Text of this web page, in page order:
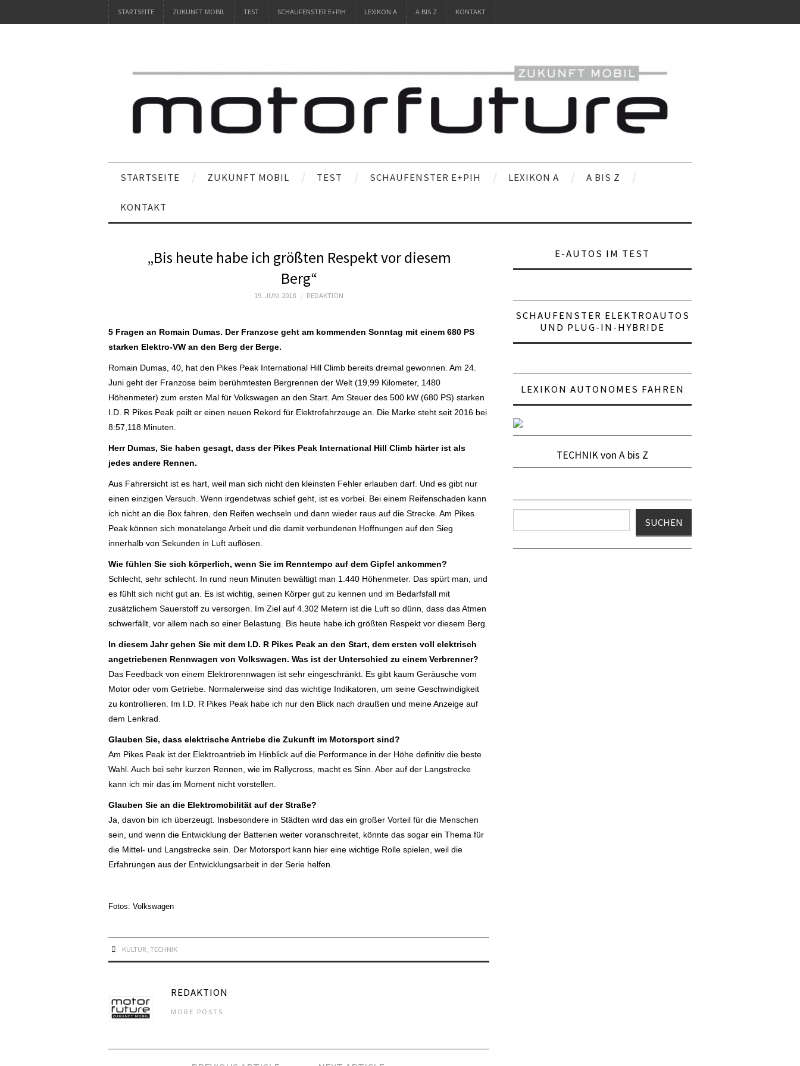
STARTSEITE ZUKUNFT MOBIL TEST SCHAUFENSTER E+PIH LEXIKON A A BIS Z KONTAKT
STARTSEITE ZUKUNFT MOBIL TEST SCHAUFENSTER E+PIH LEXIKON A A BIS Z
KONTAKT
„Bis heute habe ich größten Respekt vor diesem
Berg“
19. JUNI 2018 REDAKTION
5 Fragen an Romain Dumas. Der Franzose geht am kommenden Sonntag mit einem 680 PS
starken Elektro-VW an den Berg der Berge.
Romain Dumas, 40, hat den Pikes Peak International Hill Climb bereits dreimal gewonnen. Am 24.
Juni geht der Franzose beim berühmtesten Bergrennen der Welt (19,99 Kilometer, 1480
Höhenmeter) zum ersten Mal für Volkswagen an den Start. Am Steuer des 500 kW (680 PS) starken
I.D. R Pikes Peak peilt er einen neuen Rekord für Elektrofahrzeuge an. Die Marke steht seit 2016 bei
8:57,118 Minuten.
Herr Dumas, Sie haben gesagt, dass der Pikes Peak International Hill Climb härter ist als
jedes andere Rennen.
Aus Fahrersicht ist es hart, weil man sich nicht den kleinsten Fehler erlauben darf. Und es gibt nur
einen einzigen Versuch. Wenn irgendetwas schief geht, ist es vorbei. Bei einem Reifenschaden kann
ich nicht an die Box fahren, den Reifen wechseln und dann wieder raus auf die Strecke. Am Pikes
Peak können sich monatelange Arbeit und die damit verbundenen Hoffnungen auf den Sieg
innerhalb von Sekunden in Luft auflösen.
Wie fühlen Sie sich körperlich, wenn Sie im Renntempo auf dem Gipfel ankommen?
Schlecht, sehr schlecht. In rund neun Minuten bewältigt man 1.440 Höhenmeter. Das spürt man, und
es fühlt sich nicht gut an. Es ist wichtig, seinen Körper gut zu kennen und im Bedarfsfall mit
zusätzlichem Sauerstoff zu versorgen. Im Ziel auf 4.302 Metern ist die Luft so dünn, dass das Atmen
schwerfällt, vor allem nach so einer Belastung. Bis heute habe ich größten Respekt vor diesem Berg.
In diesem Jahr gehen Sie mit dem I.D. R Pikes Peak an den Start, dem ersten voll elektrisch
angetriebenen Rennwagen von Volkswagen. Was ist der Unterschied zu einem Verbrenner?
Das Feedback von einem Elektrorennwagen ist sehr eingeschränkt. Es gibt kaum Geräusche vom
Motor oder vom Getriebe. Normalerweise sind das wichtige Indikatoren, um seine Geschwindigkeit
zu kontrollieren. Im I.D. R Pikes Peak habe ich nur den Blick nach draußen und meine Anzeige auf
dem Lenkrad.
Glauben Sie, dass elektrische Antriebe die Zukunft im Motorsport sind?
Am Pikes Peak ist der Elektroantrieb im Hinblick auf die Performance in der Höhe definitiv die beste
Wahl. Auch bei sehr kurzen Rennen, wie im Rallycross, macht es Sinn. Aber auf der Langstrecke
kann ich mir das im Moment nicht vorstellen.
Glauben Sie an die Elektromobilität auf der Straße?
Ja, davon bin ich überzeugt. Insbesondere in Städten wird das ein großer Vorteil für die Menschen
sein, und wenn die Entwicklung der Batterien weiter voranschreitet, könnte das sogar ein Thema für
die Mittel- und Langstrecke sein. Der Motorsport kann hier eine wichtige Rolle spielen, weil die
Erfahrungen aus der Entwicklungsarbeit in der Serie helfen.
Fotos: Volkswagen
KULTUR ,TECHNIK
REDAKTION
MORE POSTS
E-AUTOS IM TEST
SCHAUFENSTER ELEKTROAUTOS
UND PLUG-IN-HYBRIDE
LEXIKON AUTONOMES FAHREN
TECHNIK von A bis Z
SUCHEN